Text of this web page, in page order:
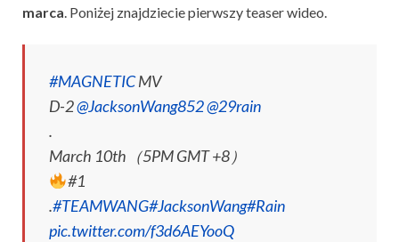
marca. Poniżej znajdziecie pierwszy teaser wideo.
#MAGNETICMV
D-2@JacksonWang852@29rain
.
March 10th（5PM GMT +8）
#1
.#TEAMWANG#JacksonWang#Rain
pic.twitter.com/f3d6AEYooQ